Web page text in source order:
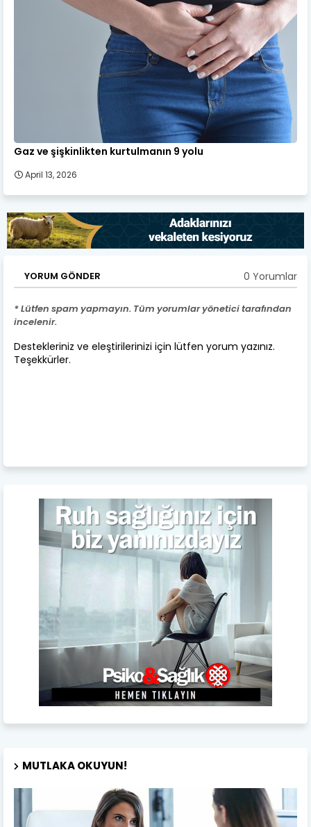
Gaz ve şişkinlikten kurtulmanın 9 yolu
April 13, 2026
YORUM GÖNDER 0 Yorumlar
* Lütfen spam yapmayın. Tüm yorumlar yönetici tarafından
incelenir.
Destekleriniz ve eleştirilerinizi için lütfen yorum yazınız.
Teşekkürler.
MUTLAKA OKUYUN!